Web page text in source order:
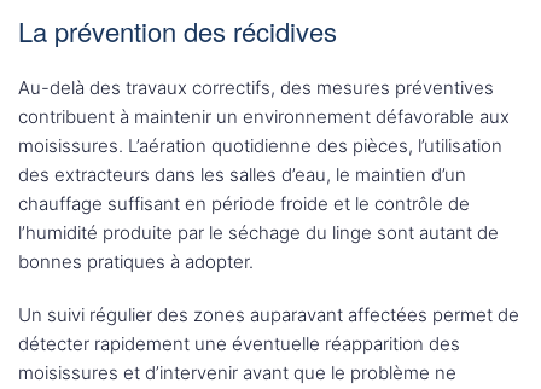
La prévention des récidives
Au-delà des travaux correctifs, des mesures préventives
contribuent à maintenir un environnement défavorable aux
moisissures. L’aération quotidienne des pièces, l’utilisation
des extracteurs dans les salles d’eau, le maintien d’un
chauffage suffisant en période froide et le contrôle de
l’humidité produite par le séchage du linge sont autant de
bonnes pratiques à adopter.
Un suivi régulier des zones auparavant affectées permet de
détecter rapidement une éventuelle réapparition des
moisissures et d’intervenir avant que le problème ne